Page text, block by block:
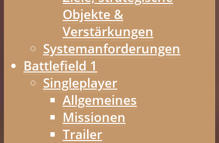
Objekte &
Verstärkungen
Systemanforderungen
Battlefield 1
Singleplayer
Allgemeines
Missionen
Trailer